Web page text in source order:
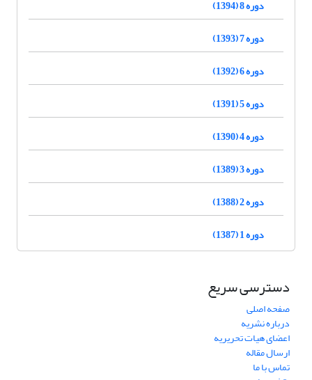
دوره 8 (1394)
دوره 7 (1393)
دوره 6 (1392)
دوره 5 (1391)
دوره 4 (1390)
دوره 3 (1389)
دوره 2 (1388)
دوره 1 (1387)
دسترسی سریع
صفحه اصلی
درباره نشریه
اعضای هیات تحریریه
ارسال مقاله
تماس با ما